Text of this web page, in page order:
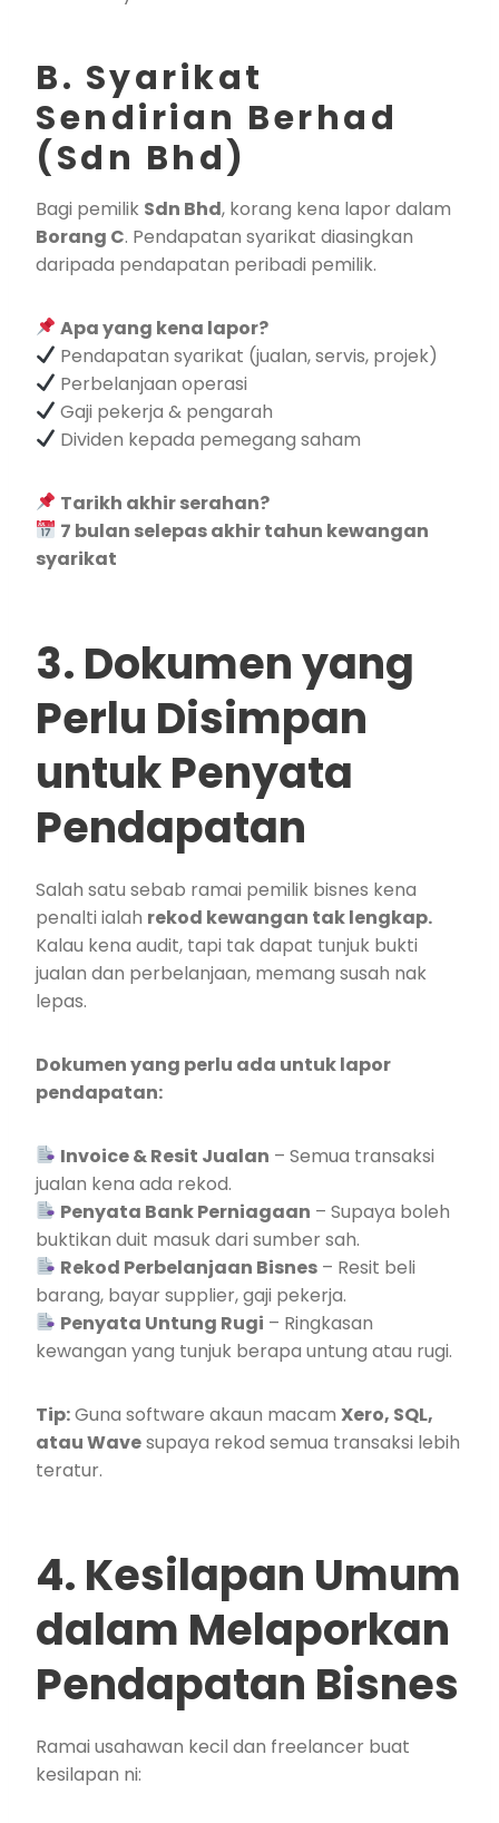
B. Syarikat
Sendirian Berhad
(Sdn Bhd)
Bagi pemilik Sdn Bhd, korang kena lapor dalam
Borang C. Pendapatan syarikat diasingkan
daripada pendapatan peribadi pemilik.
Apa yang kena lapor?
Pendapatan syarikat (jualan, servis, projek)
Perbelanjaan operasi
Gaji pekerja & pengarah
Dividen kepada pemegang saham
Tarikh akhir serahan?
7 bulan selepas akhir tahun kewangan
syarikat
3. Dokumen yang
Perlu Disimpan
untuk Penyata
Pendapatan
Salah satu sebab ramai pemilik bisnes kena
penalti ialah rekod kewangan tak lengkap.
Kalau kena audit, tapi tak dapat tunjuk bukti
jualan dan perbelanjaan, memang susah nak
lepas.
Dokumen yang perlu ada untuk lapor
pendapatan:
Invoice & Resit Jualan – Semua transaksi
jualan kena ada rekod.
Penyata Bank Perniagaan – Supaya boleh
buktikan duit masuk dari sumber sah.
Rekod Perbelanjaan Bisnes – Resit beli
barang, bayar supplier, gaji pekerja.
Penyata Untung Rugi – Ringkasan
kewangan yang tunjuk berapa untung atau rugi.
Tip:Guna software akaun macam Xero, SQL,
atau Wavesupaya rekod semua transaksi lebih
teratur.
4. Kesilapan Umum
dalam Melaporkan
Pendapatan Bisnes
Ramai usahawan kecil dan freelancer buat
kesilapan ni: